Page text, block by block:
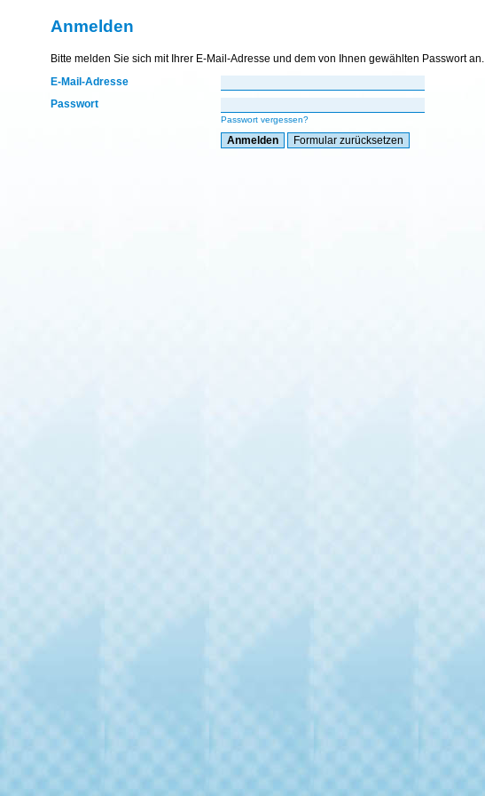
Anmelden
Bitte melden Sie sich mit Ihrer E-Mail-Adresse und dem von Ihnen gewählten Passwort an.
E-Mail-Adresse
Passwort
Passwort vergessen?